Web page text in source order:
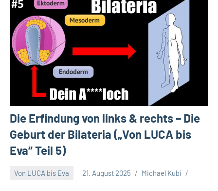
Die Erfindung von links & rechts – Die
Geburt der Bilateria („Von LUCA bis
Eva“ Teil 5)
Von LUCA bis Eva 21. August 2025 Michael Kubi